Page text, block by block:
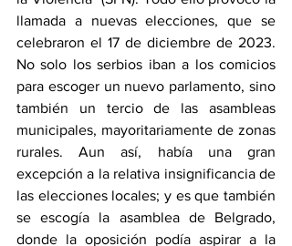
llamada a nuevas elecciones, que se
celebraron el 17 de diciembre de 2023.
No solo los serbios iban a los comicios
para escoger un nuevo parlamento, sino
también un tercio de las asambleas
municipales, mayoritariamente de zonas
rurales. Aun así, había una gran
excepción a la relativa insignificancia de
las elecciones locales; y es que también
se escogía la asamblea de Belgrado,
donde la oposición podía aspirar a la